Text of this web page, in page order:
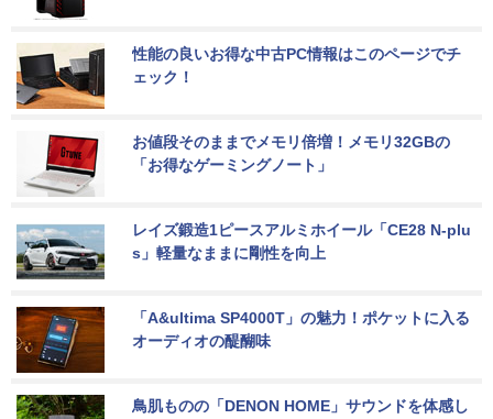
性能の良いお得な中古PC情報はこのページでチ
ェック！
お値段そのままでメモリ倍増！メモリ32GBの
「お得なゲーミングノート」
レイズ鍛造1ピースアルミホイール「CE28 N-plu
s」軽量なままに剛性を向上
「A&ultima SP4000T」の魅力！ポケットに入る
オーディオの醍醐味
鳥肌ものの「DENON HOME」サウンドを体感し